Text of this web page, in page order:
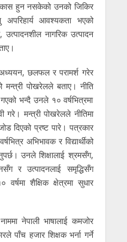
हुन नसकेको उनको जिकिर
अपरिहार्य आवश्यकता भएको
नागरिक उत्पादन
छलफल र परामर्श गरेर
मन्त्री पोखरेलले बताए। नीति
भन्दै उनले १० वर्षभित्रमा
गरे। मन्त्री पोखरेलले नीतिमा
दिएको प्रष्ट पारे। पत्रकार
अभिभावक र विद्यार्थीको
उनले शिक्षालाई श्रमसँग,
र उत्पादनलाई समृद्धिसँग
शैक्षिक क्षेत्रमा सुधार
नेपाली भाषालाई कमजोर
पाँच हजार शिक्षक भर्ना गर्ने